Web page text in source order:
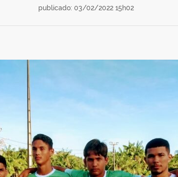
publicado: 03/02/2022 15h02